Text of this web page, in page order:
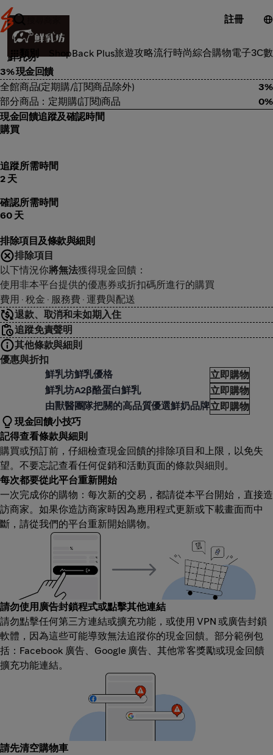
註冊
ShopBack Plus旅遊攻略流行時尚綜合購物電子3C
食品雜貨
鮮乳坊
3% 現金回饋
全館商品(定期購/訂閱商品除外)
3%
部分商品：定期購(訂閱)商品
0%
現金回饋追蹤及確認時間
購買
追蹤所需時間
2 天
確認所需時間
60 天
排除項目及條款與細則
排除項目
以下情況你將無法獲得現金回饋：
使用非本平台提供的優惠券或折扣碼所進行的購買
費用 · 稅金 · 服務費 · 運費與配送
退款、取消和未如期入住
追蹤免責聲明
其他條款與細則
優惠與折扣
鮮乳坊鮮乳優格
立即購物
鮮乳坊A2β酪蛋白鮮乳
立即購物
由獸醫團隊把關的高品質優選鮮奶品牌立即購物
現金回饋小技巧
記得查看條款與細則
購買或預訂前，仔細檢查現金回饋的排除項目和上限，以免失
望。不要忘記查看任何促銷和活動頁面的條款與細則。
每次都要從此平台重新開始
一次完成你的購物：每次新的交易，都請從本平台開始，直接造
訪商家。如果你造訪商家時因為應用程式更新或下載畫面而中
斷，請從我們的平台重新開始購物。
請勿使用廣告封鎖程式或點擊其他連結
請勿點擊任何第三方連結或擴充功能，或使用 VPN 或廣告封鎖
軟體，因為這些可能導致無法追蹤你的現金回饋。部分範例包
括：Facebook 廣告、Google 廣告、其他常客獎勵或現金回饋
擴充功能連結。
請先清空購物車